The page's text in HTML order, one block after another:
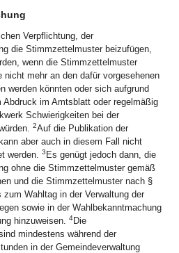
Verpflichtung, der
die Stimmzettelmuster beizufügen,
wenn die Stimmzettelmuster
nicht mehr an den dafür vorgesehenen
werden könnten oder sich aufgrund
Abdruck im Amtsblatt oder regelmäßig
Schwierigkeiten bei der
2Auf die Publikation der
aber auch in diesem Fall nicht
werden. 3 Es genügt jedoch dann, die
ohne die Stimmzettelmuster gemäß
und die Stimmzettelmuster nach §
Wahltag in der Verwaltung der
sowie in der Wahlbekanntmachung
hinzuweisen. 4Die
mindestens während der
in der Gemeindeverwaltung